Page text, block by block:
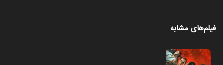
فیلم‌های مشابه